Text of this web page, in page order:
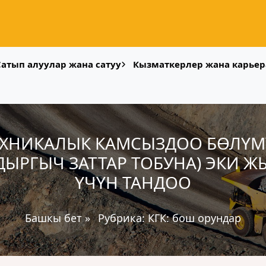
алуулар жана сатуу Кызматкерлер жана
КАМСЫЗДОО
ЗАТТАР ТОБУНА) ЭКИ
ҮЧҮН ТАНДОО
Башкы бет» Рубрика:КГК: бош орундар